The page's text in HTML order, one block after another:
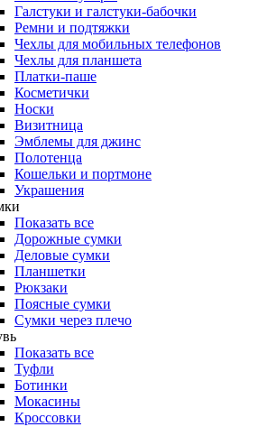
Галстуки и галстуки-бабочки
Ремни и подтяжки
Чехлы для мобильных телефонов
Чехлы для планшета
Платки-паше
Косметички
Носки
Визитница
Эмблемы для джинс
Полотенца
Кошельки и портмоне
Украшения
Показать все
Дорожные сумки
Деловые сумки
Планшетки
Рюкзаки
Поясные сумки
Сумки через плечо
Показать все
Туфли
Ботинки
Мокасины
Кроссовки